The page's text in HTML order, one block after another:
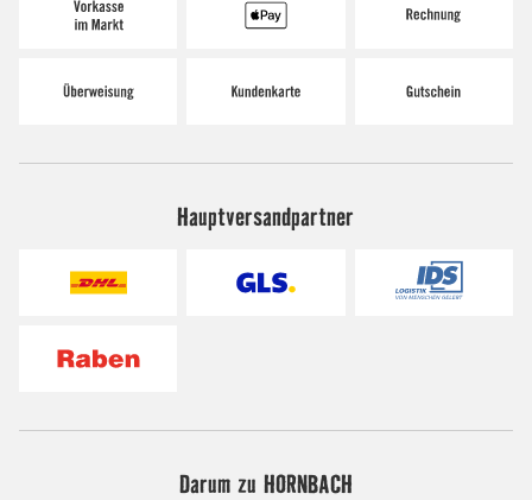
Hauptversandpartner
Darum zu HORNBACH